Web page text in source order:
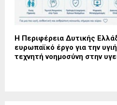
Η Περιφέρεια Δυτικής
ευρωπαϊκό έργο για την
τεχνητή νοημοσύνη στην